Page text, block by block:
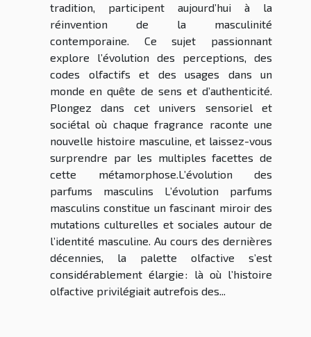
tradition, participent aujourd’hui à la
réinvention de la masculinité
contemporaine. Ce sujet passionnant
explore l’évolution des perceptions, des
codes olfactifs et des usages dans un
monde en quête de sens et d’authenticité.
Plongez dans cet univers sensoriel et
sociétal où chaque fragrance raconte une
nouvelle histoire masculine, et laissez-vous
surprendre par les multiples facettes de
cette métamorphose.L’évolution des
parfums masculins L’évolution parfums
masculins constitue un fascinant miroir des
mutations culturelles et sociales autour de
l’identité masculine. Au cours des dernières
décennies, la palette olfactive s’est
considérablement élargie : là où l’histoire
olfactive privilégiait autrefois des...